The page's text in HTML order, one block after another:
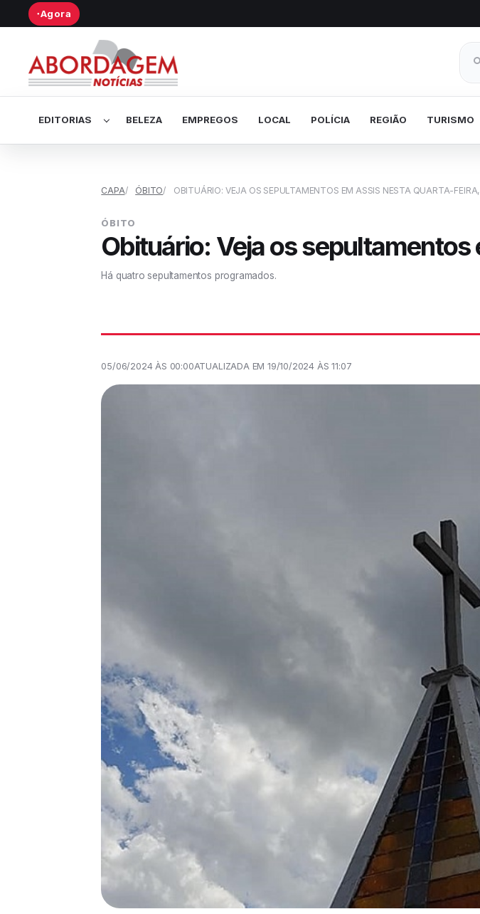
● Agora Assis
EDITORIAS BELEZA EMPREGOS LOCAL POLÍCIA REGIÃO TURISMO
CAPA ÓBITO OBITUÁRIO: VEJA OS SEPULTAMENTOS EM ASSIS NESTA QUARTA-
ÓBITO
Obituário: Veja os
Há quatro sepultamentos programados.
05/06/2024 ÀS 00:00ATUALIZADA EM 19/10/2024 ÀS 11:07